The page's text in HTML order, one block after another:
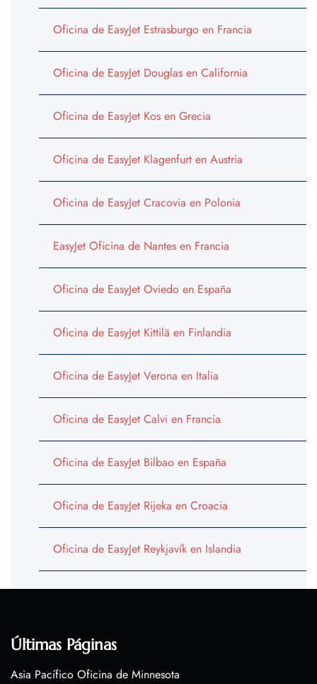
Oficina de EasyJet Estrasburgo en Francia
Oficina de EasyJet Douglas en California
Oficina de EasyJet Kos en Grecia
Oficina de EasyJet Klagenfurt en Austria
Oficina de EasyJet Cracovia en Polonia
EasyJet Oficina de Nantes en Francia
Oficina de EasyJet Oviedo en España
Oficina de EasyJet Kittilä en Finlandia
Oficina de EasyJet Verona en Italia
Oficina de EasyJet Calvi en Francia
Oficina de EasyJet Bilbao en España
Oficina de EasyJet Rijeka en Croacia
Oficina de EasyJet Reykjavík en Islandia
Últimas Páginas
Asia Pacífico Oficina de Minnesota